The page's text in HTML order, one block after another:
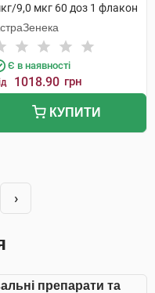
9,0 мкг 60 доз 1 флакон
Є в наявності
1018.90 грн
КУПИТИ
›
препарати та